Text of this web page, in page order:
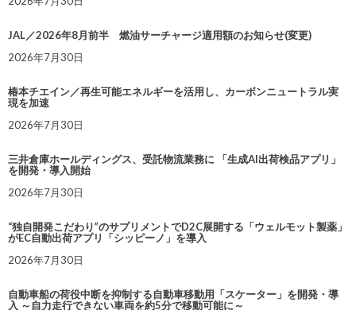
JAL／2026年8月前半 燃油サーチャージ適用額のお知らせ(変更)
2026年7月30日
椿本チエイン／再生可能エネルギーを活用し、カーボンニュートラル実
現を加速
2026年7月30日
三井倉庫ホールディングス、受託物流業務に 「生成AI出荷検品アプリ」
を開発・導入開始
2026年7月30日
“独自開発こだわり”のサプリメントでD2C展開する「ウェルモット製薬」
がEC自動出荷アプリ「シッピーノ」を導入
2026年7月30日
自動車船の荷役中断を抑制する自動車移動用「スケーター」を開発・導
入 ～自力走行できない車両を約5分で移動可能に～